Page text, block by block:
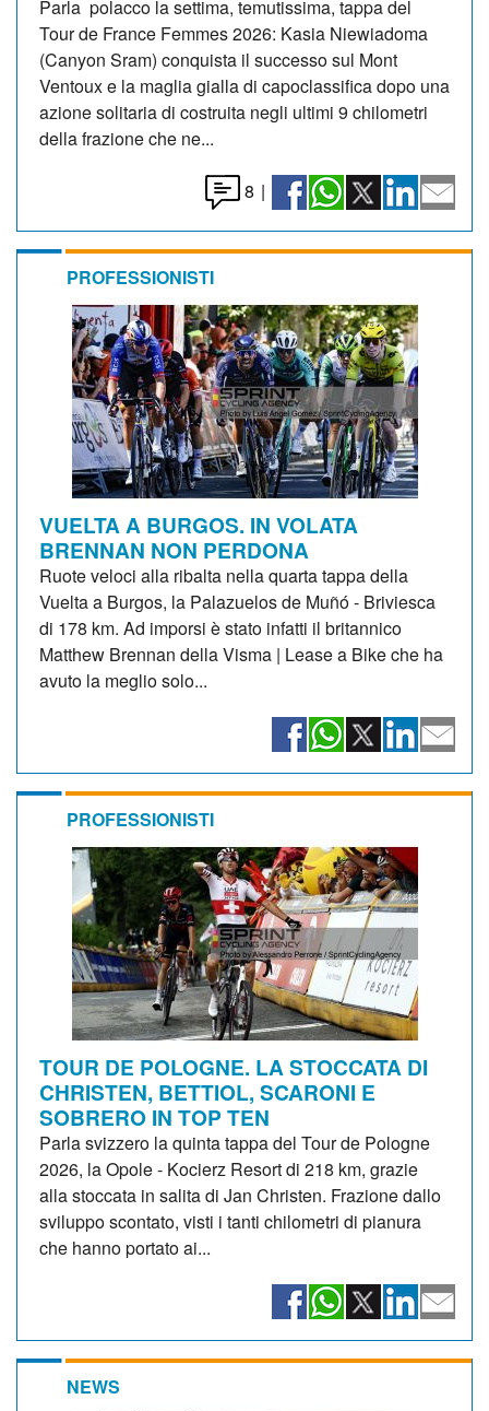
Parla polacco la settima, temutissima, tappa del
Tour de France Femmes 2026: Kasia Niewiadoma
(Canyon Sram) conquista il successo sul Mont
Ventoux e la maglia gialla di capoclassifica dopo una
azione solitaria di costruita negli ultimi 9 chilometri
della frazione che ne...
8 |
PROFESSIONISTI
VUELTA A BURGOS. IN VOLATA
BRENNAN NON PERDONA
Ruote veloci alla ribalta nella quarta tappa della
Vuelta a Burgos, la Palazuelos de Muñó - Briviesca
di 178 km. Ad imporsi è stato infatti il britannico
Matthew Brennan della Visma | Lease a Bike che ha
avuto la meglio solo...
PROFESSIONISTI
TOUR DE POLOGNE. LA STOCCATA DI
CHRISTEN, BETTIOL, SCARONI E
SOBRERO IN TOP TEN
Parla svizzero la quinta tappa del Tour de Pologne
2026, la Opole - Kocierz Resort di 218 km, grazie
alla stoccata in salita di Jan Christen. Frazione dallo
sviluppo scontato, visti i tanti chilometri di pianura
che hanno portato ai...
NEWS